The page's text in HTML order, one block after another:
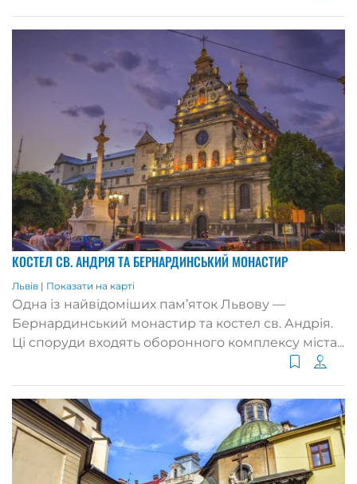
КОСТЕЛ СВ. АНДРІЯ ТА БЕРНАРДИНСЬКИЙ МОНАСТИР
Львів | Показати на карті
Одна із найвідоміших пам’яток Львову —
Бернардинський монастир та костел св. Андрія.
Ці споруди входять оборонного комплексу міста...